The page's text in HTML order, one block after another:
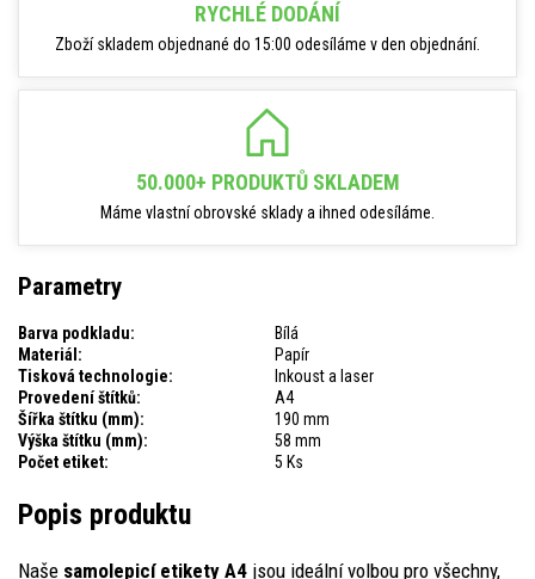
RYCHLÉ DODÁNÍ
Zboží skladem objednané do 15:00 odesíláme v den objednání.
50.000+ PRODUKTŮ SKLADEM
Máme vlastní obrovské sklady a ihned odesíláme.
Parametry
Barva podkladu:
Bílá
Materiál:
Papír
Tisková technologie:
Inkoust a laser
Provedení štítků:
A4
Šířka štítku (mm):
190 mm
Výška štítku (mm):
58 mm
Počet etiket:
5 Ks
Popis produktu
Naše samolepicí etikety A4 jsou ideální volbou pro všechny,